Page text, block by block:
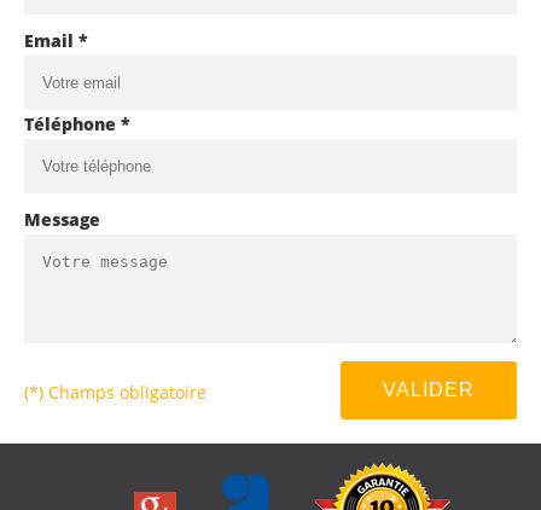
Email *
Téléphone *
Message
(*) Champs obligatoire